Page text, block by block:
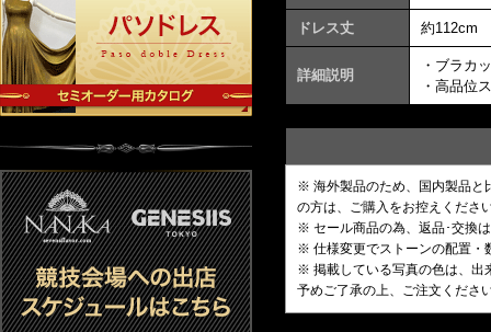
ドレス丈 約112cm
詳細説明
・ブラカ
・高品位
※ 海外製品のため、国内製品と
の方は、ご購入をお控えくださ
※ セール商品の為、返品･交換
※ 仕様変更でストーンの配置・
※ 掲載している写真の色は、出
予めご了承の上、ご注文くださ